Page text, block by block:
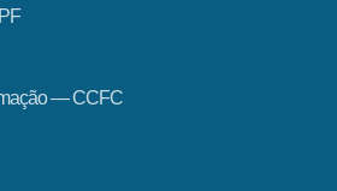
— CCFC